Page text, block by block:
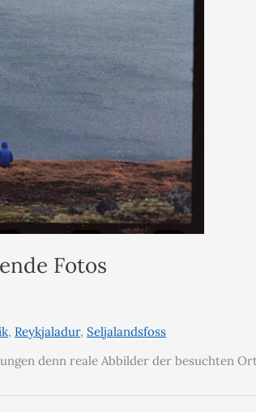
Fotos
, Reykjaladur, Seljalandsfoss
denn reale Abbilder der besuchten